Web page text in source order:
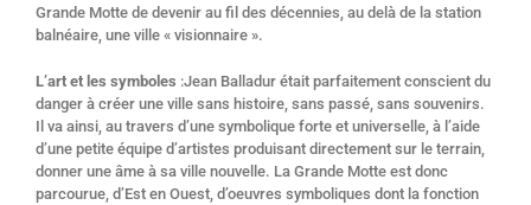
Grande Motte de devenir au fil des décennies, au delà de la station
balnéaire, une ville « visionnaire ».
L’art et les symboles :Jean Balladur était parfaitement conscient du
danger à créer une ville sans histoire, sans passé, sans souvenirs.
Il va ainsi, au travers d’une symbolique forte et universelle, à l’aide
d’une petite équipe d’artistes produisant directement sur le terrain,
donner une âme à sa ville nouvelle. La Grande Motte est donc
parcourue, d’Est en Ouest, d’oeuvres symboliques dont la fonction